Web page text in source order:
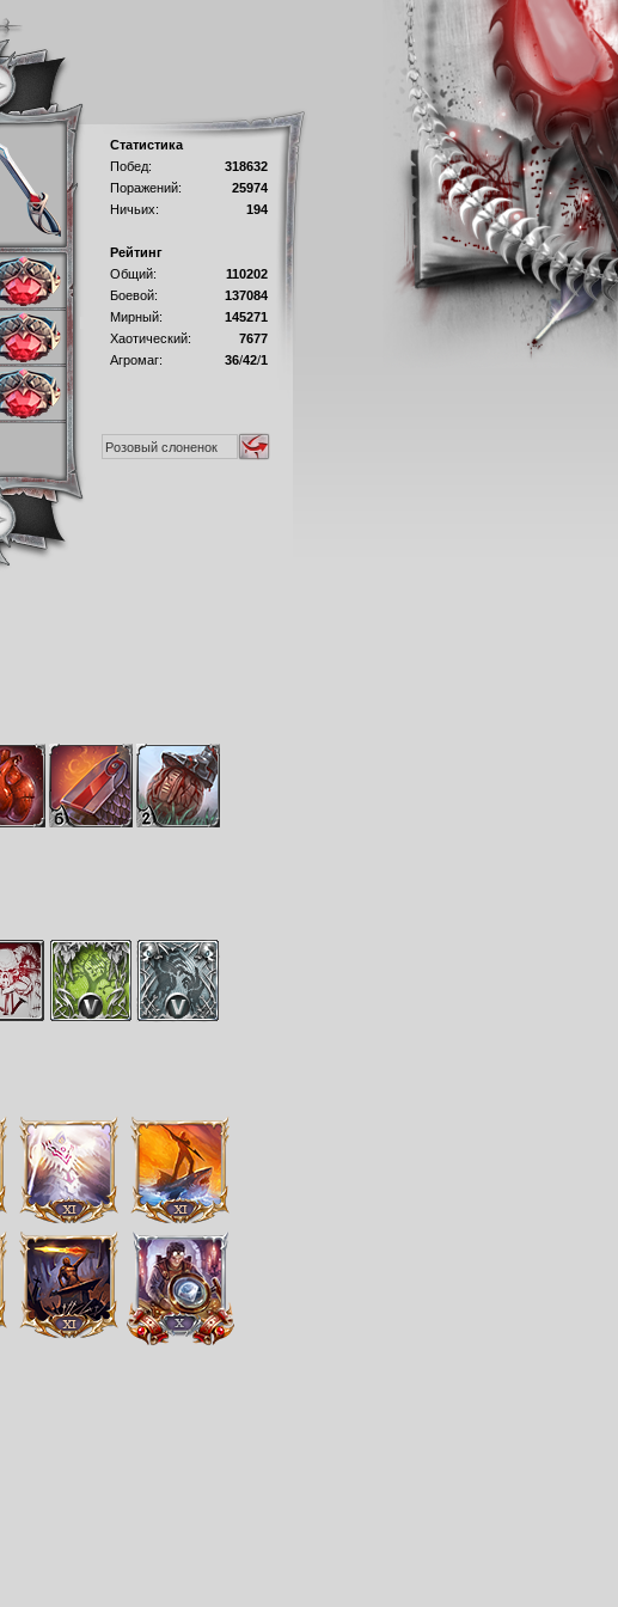
Статистика
Побед:
318632
Поражений:
25974
Ничьих:
194
Рейтинг
Общий:
110202
Боевой:
137084
Мирный:
145271
Хаотический:
7677
Агромаг:
36/42/1